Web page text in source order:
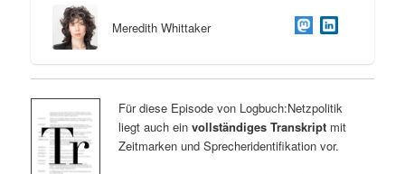
Meredith Whittaker
Für diese Episode von Logbuch:Netzpolitik
liegt auch ein vollständiges Transkriptmit
Zeitmarken und Sprecheridentifikation vor.